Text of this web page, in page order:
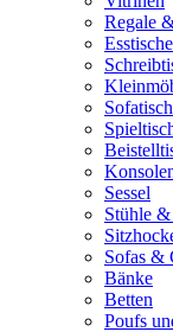
Regale
Esstische
Sessel
Stühle
Sofas &
Bänke
Betten
Poufs